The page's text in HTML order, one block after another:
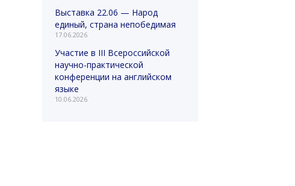
Выставка 22.06 — Народ
единый, страна непобедимая
17.06.2026
Участие в III Всероссийской
научно-практической
конференции на английском
языке
10.06.2026